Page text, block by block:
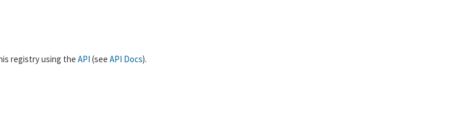
registry using the API (see API Docs).